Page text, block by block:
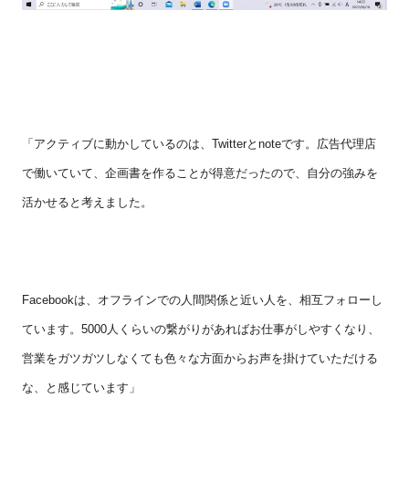
「アクティブに動かしているのは、 Twitterと noteです。広告代理店
で働いていて、企画書を作ることが得意だったので、自分の強みを
活かせると考えました。
Facebookは、オフラインでの人間関係と近い人を、相互フォローし
ています。 5000人くらいの繋がりがあればお仕事がしやすくなり、
営業をガツガツしなくても色々な方面からお声を掛けていただける
な、と感じています」